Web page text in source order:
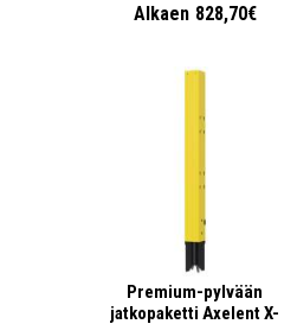
Alkaen 828,70€
Premium-pylvään
jatkopaketti Axelent X-